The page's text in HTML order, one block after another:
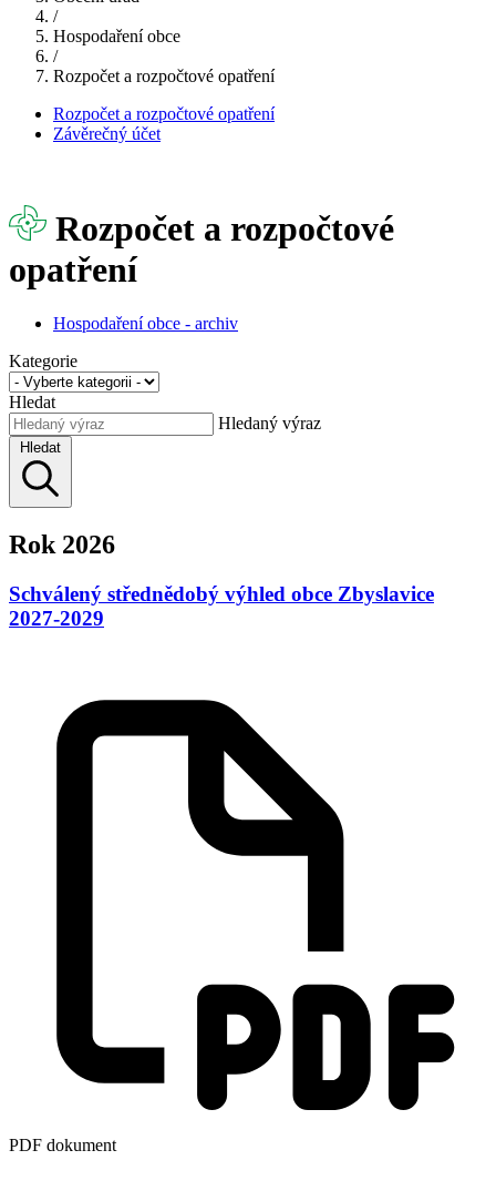
/
Hospodaření obce
/
Rozpočet a rozpočtové opatření
Rozpočet a rozpočtové opatření
Závěrečný účet
Rozpočet a rozpočtové
opatření
Hospodaření obce - archiv
Kategorie
Hledat
Hledaný výraz
Hledat
Rok 2026
Schválený střednědobý výhled obce Zbyslavice
2027-2029
PDF dokument